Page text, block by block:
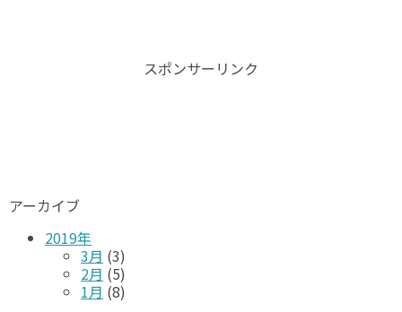
スポンサーリンク
アーカイブ
2019年
3月 (3)
2月 (5)
1月 (8)